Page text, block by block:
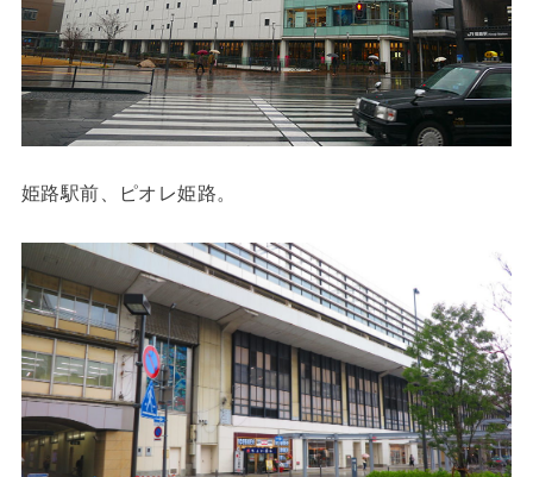
姫路駅前、ピオレ姫路。